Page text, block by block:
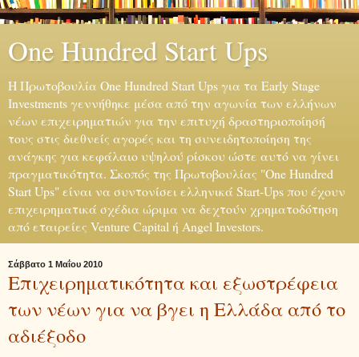
One Hundred Start Ups
H Πρωτοβουλία One Hundred Start Ups για τα Early Stage
Investments γεννήθηκε μέσα από την αγωνία των ελλήνων
νέων επιχειρηματιών για την επιτυχή δραστηριοποίησή
τους στις διεθνείς αγορές και τη συνειδητοποίηση της
ανάγκης για κεφάλαιο υψηλού ρίσκου ώστε αυτό να γίνει
πραγματικότητα. Σκοπός της Πρωτοβουλίας "One Hundred
Start Ups" είναι να συντονίσει ελληνικά Start-Ups που έχουν
επιχειρηματικά σχέδια ώριμα να δεχτούν χρηματοδότηση
από εταιρείες Venture Capital ή Angel Investors.
Σάββατο 1 Μαΐου 2010
Επιχειρηματικότητα και εξωστρέφεια
των νέων για να βγει η Ελλάδα από το
αδιέξοδο